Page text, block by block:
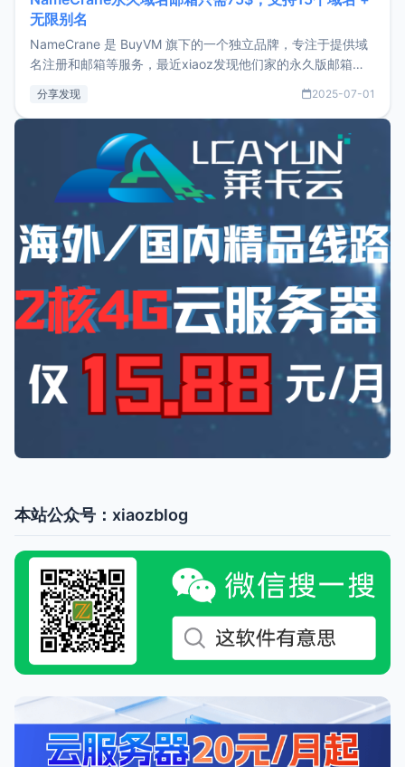
无限别名
NameCrane 是 BuyVM 旗下的一个独立品牌，专注于提供域
名注册和邮箱等服务，最近xiaoz发现他们家的永久版邮箱服
又实惠的域名邮箱，不妨尝试一下 NameCrane。注册
NameCraneNameCrane不支持直接注册，必须要购买
分享发现 2025-07-01
本站公众号：xiaozblog